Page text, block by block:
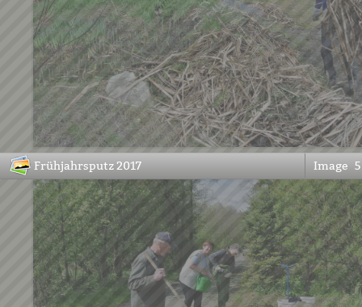
Frühjahrsputz 2017 Image 5